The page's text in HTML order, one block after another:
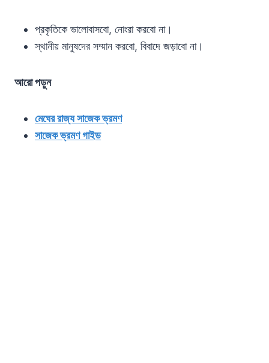
প্রকৃতিকে ভালোবাসবো, নোংরা করবো না।
স্থানীয় মানুষদের সম্মান করবো, বিবাদে জড়াবো না।
আরো পড়ুন
মেঘের রাজ্য সাজেক ভ্রমণ
সাজেক ভ্রমণ গাইড